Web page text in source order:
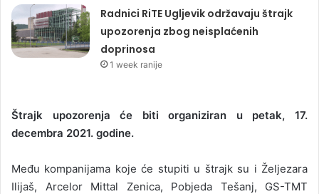
Radnici RiTE Ugljevik održavaju štrajk
upozorenja zbog neisplaćenih
doprinosa
1 week ranije
Štrajk upozorenja će biti organiziran u petak, 17.
decembra 2021. godine.
Među kompanijama koje će stupiti u štrajk su i Željezara
Ilijaš, Arcelor Mittal Zenica, Pobjeda Tešanj, GS-TMT